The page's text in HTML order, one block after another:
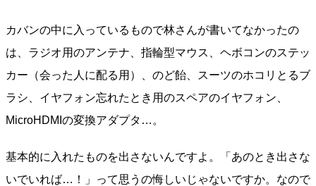
カバンの中に入っているもので林さんが書いてなかったの
は、ラジオ用のアンテナ、指輪型マウス、ヘボコンのステッ
カー（会った人に配る用）、のど飴、スーツのホコリとるブ
ラシ、イヤフォン忘れたとき用のスペアのイヤフォン、
MicroHDMIの変換アダプタ…。
基本的に入れたものを出さないんですよ。「あのとき出さな
いでいれば…！」って思うの悔しいじゃないですか。なので